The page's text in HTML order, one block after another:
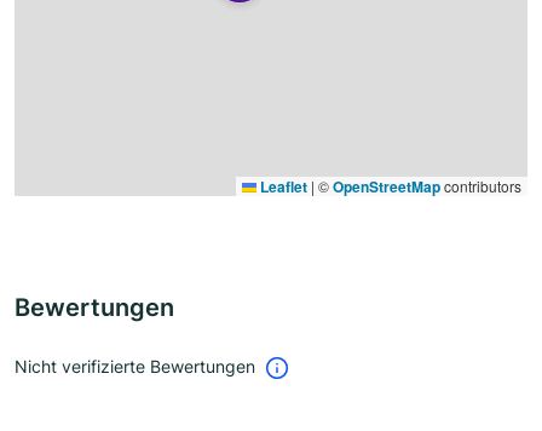
Leaflet | ©OpenStreetMapcontributors
Bewertungen
Nicht verifizierte Bewertungen